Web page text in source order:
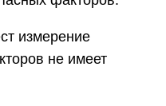
измерение
не имеет